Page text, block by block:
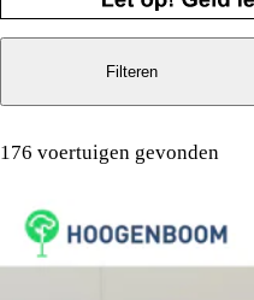
176 voertuigen gevonden
Filteren